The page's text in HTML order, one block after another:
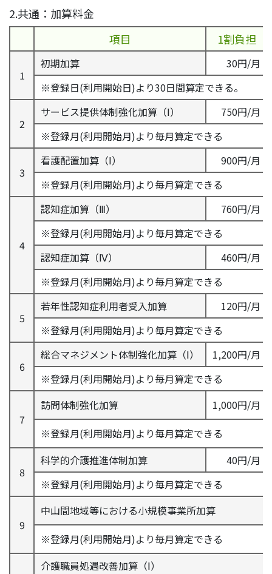
2.共通：加算料金
項目
1割負担
1
初期加算
30円/月
※登録日(利用開始日)より30日間算定できる。
2
サービス提供体制強化加算（Ⅰ）
750円/月
※登録月(利用開始月)より毎月算定できる
3
看護配置加算（Ⅰ）
900円/月
※登録月(利用開始月)より毎月算定できる
4
認知症加算（Ⅲ）
760円/月
※登録月(利用開始月)より毎月算定できる
認知症加算（Ⅳ）
460円/月
※登録月(利用開始月)より毎月算定できる
5
若年性認知症利用者受入加算
120円/月
※登録月(利用開始月)より毎月算定できる
6
総合マネジメント体制強化加算（Ⅰ）
1,200円/月
※登録月(利用開始月)より毎月算定できる
7
訪問体制強化加算
1,000円/月
※登録月(利用開始月)より毎月算定できる
8
科学的介護推進体制加算
40円/月
※登録月(利用開始月)より毎月算定できる
9
中山間地域等における小規模事業所加算
※登録月(利用開始月)より毎月算定できる
介護職員処遇改善加算（Ⅰ）